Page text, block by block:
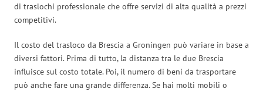
di traslochi professionale che offre servizi di alta qualità a prezzi
competitivi.
Il costo del trasloco da Brescia a Groningen può variare in base a
diversi fattori. Prima di tutto, la distanza tra le due Brescia
influisce sul costo totale. Poi, il numero di beni da trasportare
può anche fare una grande differenza. Se hai molti mobili o